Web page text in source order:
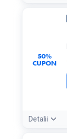
Valabil
50%
CUPON
Detalii